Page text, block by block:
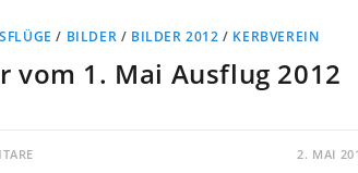
/ BILDER / BILDER 2012 / KERBVEREIN
vom 1. Mai Ausflug 2012
2. MAI